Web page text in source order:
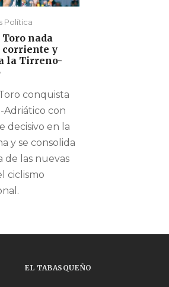
Política
nada
corriente y
la Tirreno-
conquista
Adriático con
decisivo en la
y se consolida
de las nuevas
ciclismo
EL TABASQUEÑO